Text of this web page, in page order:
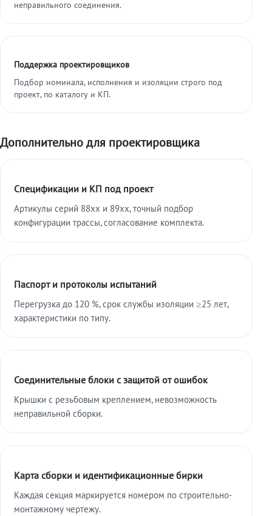
неправильного соединения.
Поддержка проектировщиков
Подбор номинала, исполнения и изоляции строго под
проект, по каталогу и КП.
Дополнительно для проектировщика
Спецификации и КП под проект
Артикулы серий 88xx и 89xx, точный подбор
конфигурации трассы, согласование комплекта.
Паспорт и протоколы испытаний
Перегрузка до 120 %, срок службы изоляции ≥25 лет,
характеристики по типу.
Соединительные блоки с защитой от ошибок
Крышки с резьбовым креплением, невозможность
неправильной сборки.
Карта сборки и идентификационные бирки
Каждая секция маркируется номером по строительно-
монтажному чертежу.